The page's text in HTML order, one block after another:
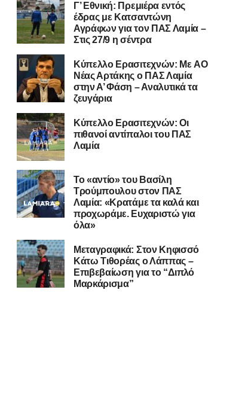
Γ’ Εθνική: Πρεμιέρα εντός
έδρας με Κατσαντώνη
Αγράφων για τον ΠΑΣ Λαμία –
Στις 27/9 η σέντρα
Kύπελλο Ερασιτεχνών: Με AO
Nέας Αρτάκης ο ΠΑΣ Λαμία
στην Α’ Φάση – Αναλυτικά τα
ζευγάρια
Κύπελλο Ερασιτεχνών: Οι
πιθανοί αντίπαλοι του ΠΑΣ
Λαμία
Το «αντίο» του Βασίλη
Τρούμπουλου στον ΠΑΣ
Λαμία: «Κρατάμε τα καλά και
προχωράμε. Ευχαριστώ για
όλα»
Μεταγραφικά: Στον Κηφισσό
Κάτω Τιθορέας ο Λάππας –
Επιβεβαίωση για το “Διπλό
Μαρκάρισμα”